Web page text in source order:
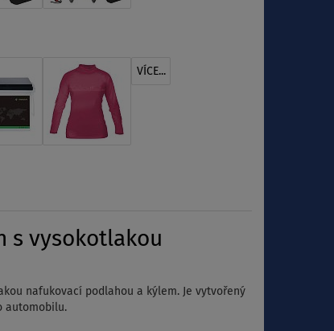
VÍCE...
s vysokotlakou
nafukovací podlahou a kýlem. Je vytvořený
automobilu.